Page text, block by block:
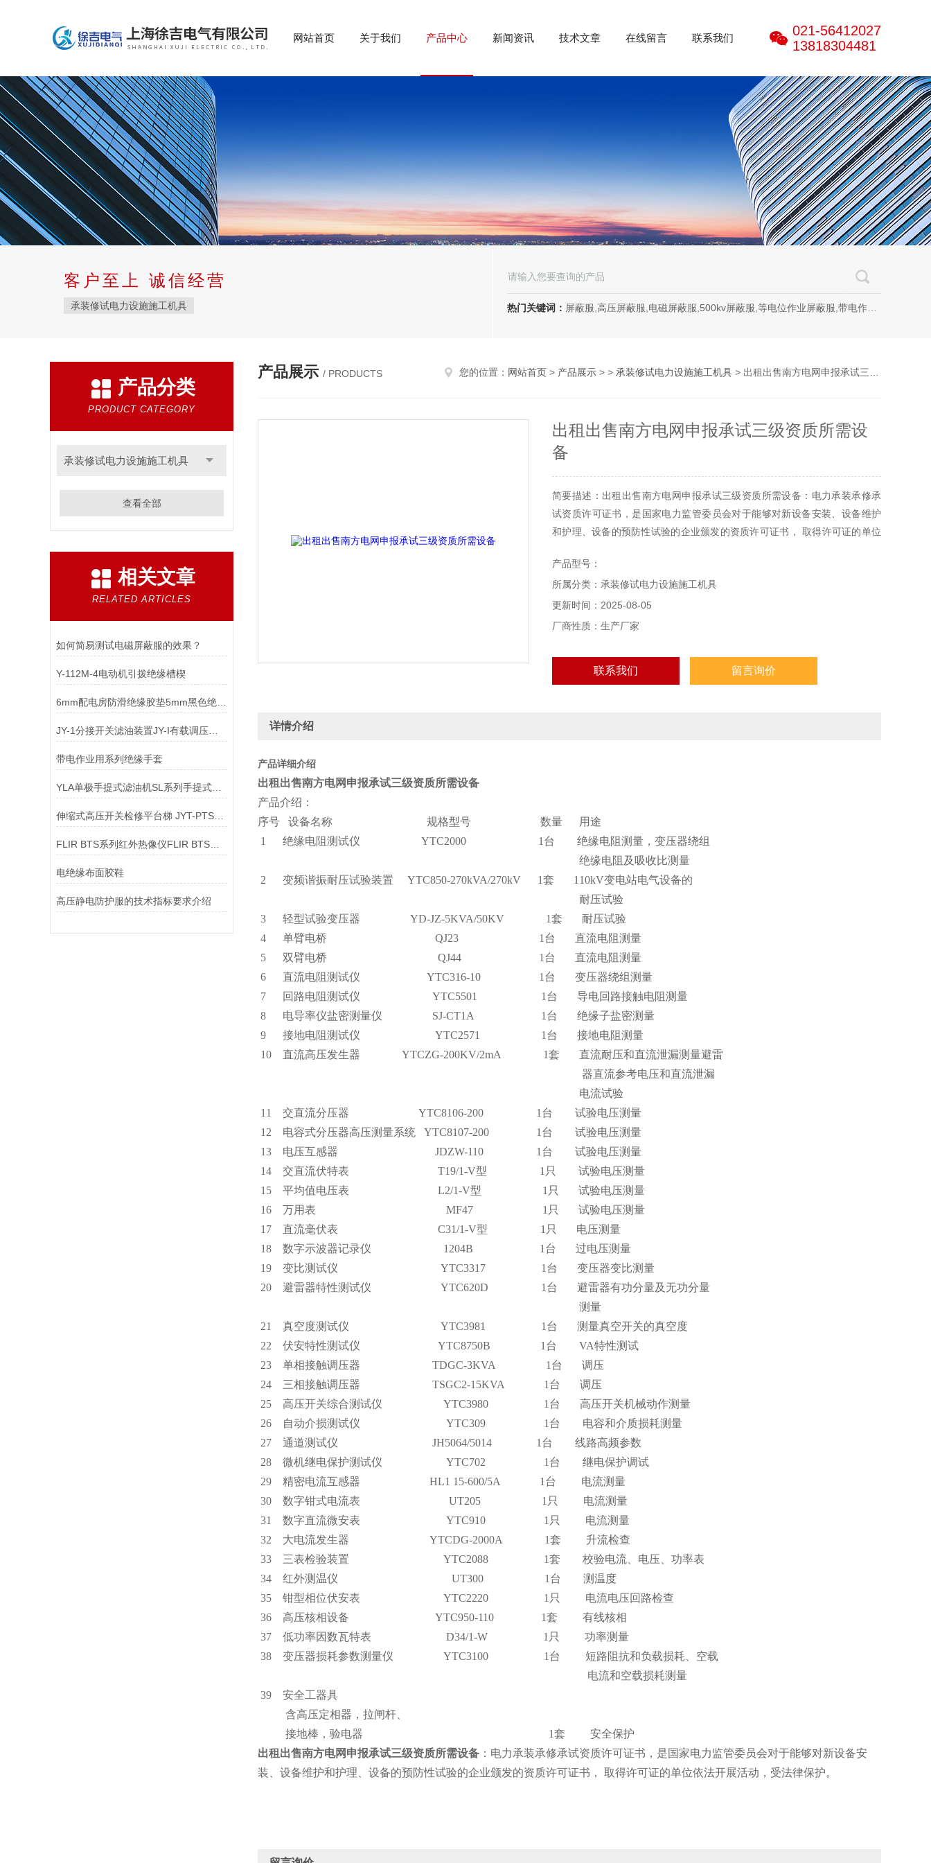
网站首页 关于我们 产品中心 新闻资讯 技术文章 在线留言 联系我们
021-56412027
13818304481
客户至上 诚信经营
承装修试电力设施施工机具 热门关键词： 屏蔽服,高压屏蔽服,电磁屏蔽服,500kv屏蔽服,等电位作业屏蔽服,带电作业屏蔽服,防电弧服,电弧服,电弧专用防护服,电位均压服
产品分类
PRODUCT CATEGORY
承装修试电力设施施工机具
查看全部
相关文章
RELATED ARTICLES
如何简易测试电磁屏蔽服的效果？
Y-112M-4电动机引拨绝缘槽楔
JY-1分接开关滤油装置JY-I有载调压分接开关在线净油装置
带电作业用系列绝缘手套
YLA单极手提式滤油机SL系列手提式净油机
伸缩式高压开关检修平台梯 JYT-PTS特点
FLIR BTS系列红外热像仪FLIR BTS系列红外热像仪
电绝缘布面胶鞋
高压静电防护服的技术指标要求介绍
产品展示 / PRODUCTS 您的位置： 网站首页 > 产品展示 > > 承装修试电力设施施工机具 > 出租出售南方电网申报承试三级资质所需设备
出租出售南方电网申报承试三级资质所需设
备
简要描述：出租出售南方电网申报承试三级资质所需设备：电力承装承修承
试资质许可证书，是国家电力监管委员会对于能够对新设备安装、设备维护
和护理、设备的预防性试验的企业颁发的资质许可证书， 取得许可证的单位
产品型号：
所属分类：承装修试电力设施施工机具
更新时间：2025-08-05
厂商性质：生产厂家
联系我们 留言询价
详情介绍
产品详细介绍
出租出售南方电网申报承试三级资质所需设备
产品介绍：
序号 设备名称 规格型号 数量 用途
1 绝缘电阻测试仪 YTC2000 1台 绝缘电阻测量，变压器绕组
绝缘电阻及吸收比测量
2 变频谐振耐压试验装置 YTC850-270kVA/270kV 1套 110kV变电站电气设备的
耐压试验
3 轻型试验变压器 YD-JZ-5KVA/50KV 1套 耐压试验
4 单臂电桥 QJ23 1台 直流电阻测量
5 双臂电桥 QJ44 1台 直流电阻测量
6 直流电阻测试仪 YTC316-10 1台 变压器绕组测量
7 回路电阻测试仪 YTC5501 1台 导电回路接触电阻测量
8 电导率仪盐密测量仪 SJ-CT1A 1台 绝缘子盐密测量
9 接地电阻测试仪 YTC2571 1台 接地电阻测量
10 直流高压发生器 YTCZG-200KV/2mA 1套 直流耐压和直流泄漏测量避雷
器直流参考电压和直流泄漏
电流试验
11 交直流分压器 YTC8106-200 1台 试验电压测量
12 电容式分压器高压测量系统 YTC8107-200 1台 试验电压测量
13 电压互感器 JDZW-110 1台 试验电压测量
14 交直流伏特表 T19/1-V型 1只 试验电压测量
15 平均值电压表 L2/1-V型 1只 试验电压测量
16 万用表 MF47 1只 试验电压测量
17 直流毫伏表 C31/1-V型 1只 电压测量
18 数字示波器记录仪 1204B 1台 过电压测量
19 变比测试仪 YTC3317 1台 变压器变比测量
20 避雷器特性测试仪 YTC620D 1台 避雷器有功分量及无功分量
测量
21 真空度测试仪 YTC3981 1台 测量真空开关的真空度
22 伏安特性测试仪 YTC8750B 1台 VA特性测试
23 单相接触调压器 TDGC-3KVA 1台 调压
24 三相接触调压器 TSGC2-15KVA 1台 调压
25 高压开关综合测试仪 YTC3980 1台 高压开关机械动作测量
26 自动介损测试仪 YTC309 1台 电容和介质损耗测量
27 通道测试仪 JH5064/5014 1台 线路高频参数
28 微机继电保护测试仪 YTC702 1台 继电保护调试
29 精密电流互感器 HL1 15-600/5A 1台 电流测量
30 数字钳式电流表 UT205 1只 电流测量
31 数字直流微安表 YTC910 1只 电流测量
32 大电流发生器 YTCDG-2000A 1套 升流检查
33 三表检验装置 YTC2088 1套 校验电流、电压、功率表
34 红外测温仪 UT300 1台 测温度
35 钳型相位伏安表 YTC2220 1只 电流电压回路检查
36 高压核相设备 YTC950-110 1套 有线核相
37 低功率因数瓦特表 D34/1-W 1只 功率测量
38 变压器损耗参数测量仪 YTC3100 1台 短路阻抗和负载损耗、空载
电流和空载损耗测量
39 安全工器具
含高压定相器，拉闸杆、
接地棒，验电器 1套 安全保护
出租出售南方电网申报承试三级资质所需设备 ：电力承装承修承试资质许可证书，是国家电力监管委员会对于能够对新设备安
装、设备维护和护理、设备的预防性试验的企业颁发的资质许可证书， 取得许可证的单位依法开展活动，受法律保护。